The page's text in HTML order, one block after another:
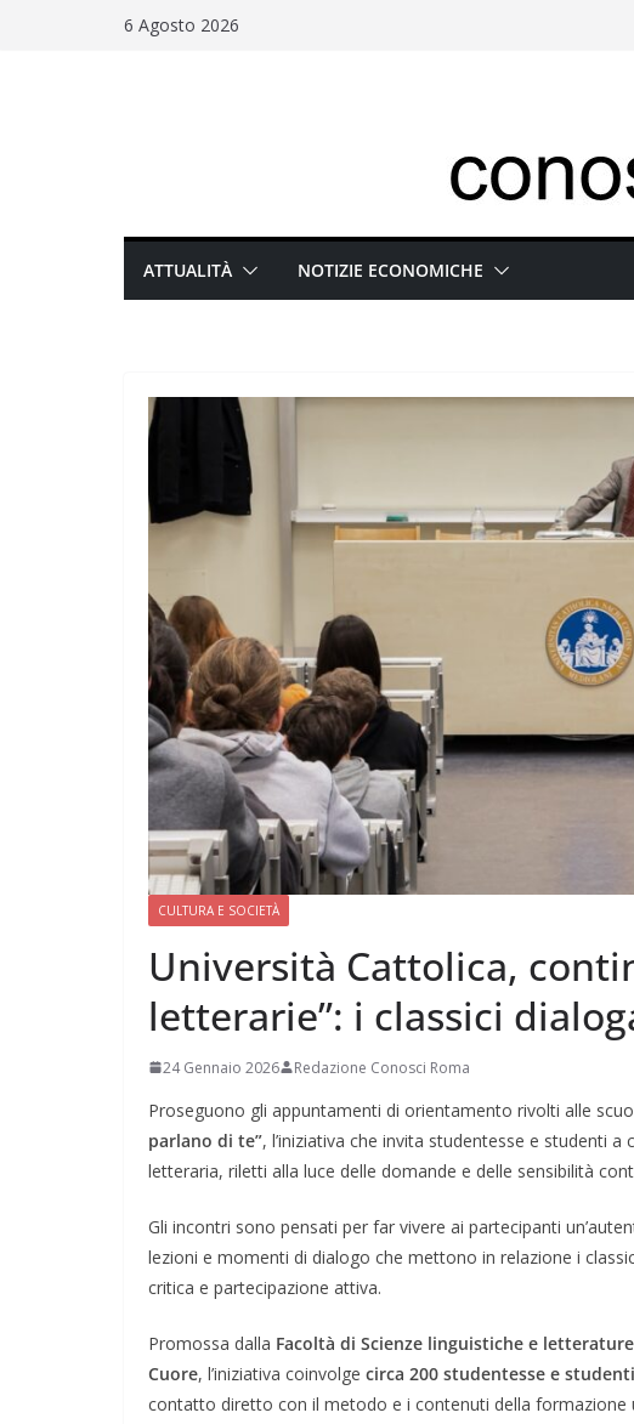
6 Agosto 2026
ATTUALITÀ NOTIZIE ECONOMICHE
CULTURA E SOCIETÀ
Università Cattolica,
letterarie”: i classici
24 Gennaio 2026 Redazione Conosci Roma
Proseguono gli appuntamenti di orientamento rivolti alle
parlano di te”, l’iniziativa che invita studentesse e studenti
letteraria, riletti alla luce delle domande e delle sensibilità
Gli incontri sono pensati per far vivere ai partecipanti
lezioni e momenti di dialogo che mettono in relazione i
critica e partecipazione attiva.
Promossa dalla Facoltà di Scienze linguistiche e
Cuore, l’iniziativa coinvolge circa 200 studentesse e studenti
contatto diretto con il metodo e i contenuti della formazione